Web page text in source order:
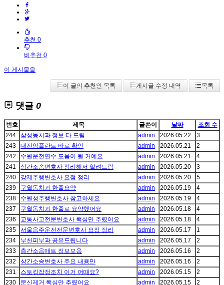
추천 0
비추천 0
이 게시물을
이 글의 추천인 목록 게시글 수정 내역 목록
댓글 0
번호 제목 글쓴이 날짜
조회 수
244
삼성동치과 정보 다 드림 admin 2026.05.22
3
243
대전임플란트 바로 확인 admin 2026.05.21
2
242
수원운전연수 도움이 될 거예요 admin 2026.05.21
4
241
상간소송변호사 정리해서 알려드림 admin 2026.05.20
3
240
강제추행변호사 요점 정리 admin 2026.05.20
5
239
구월동치과 한줄요약 admin 2026.05.19
4
238
수원성추행변호사 참고하세요 admin 2026.05.19
4
237
구월동치과 한줄로 요약했어요 admin 2026.05.18
4
236
교통사고전문변호사 핵심만 추렸어요 admin 2026.05.18
4
235
서울음주운전전문변호사 요점 정리 admin 2026.05.17
1
234
부천피부과 공유드립니다 admin 2026.05.17
2
233
층간소음매트 정보모음 admin 2026.05.16
2
232
상간소송변호사 주요 내용만 admin 2026.05.16
2
231
스토킹잠정조치 이거 어때요? admin 2026.05.15
2
230
문신제거 핵심만 추렸어요 admin 2026.05.15 2